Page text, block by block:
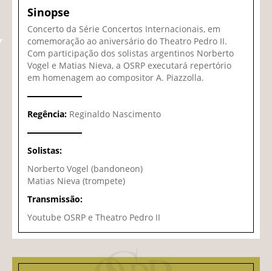
Sinopse
Concerto da Série Concertos Internacionais, em
comemoração ao aniversário do Theatro Pedro II.
Com participação dos solistas argentinos Norberto
Vogel e Matias Nieva, a OSRP executará repertório
em homenagem ao compositor A. Piazzolla.
Regência: Reginaldo Nascimento
Solistas:
Norberto Vogel (bandoneon)
Matias Nieva (trompete)
Transmissão:
Youtube OSRP e Theatro Pedro II